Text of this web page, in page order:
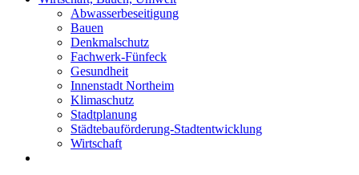
Abwasserbeseitigung
Bauen
Denkmalschutz
Fachwerk-Fünfeck
Gesundheit
Innenstadt Northeim
Klimaschutz
Stadtplanung
Städtebauförderung-Stadtentwicklung
Wirtschaft